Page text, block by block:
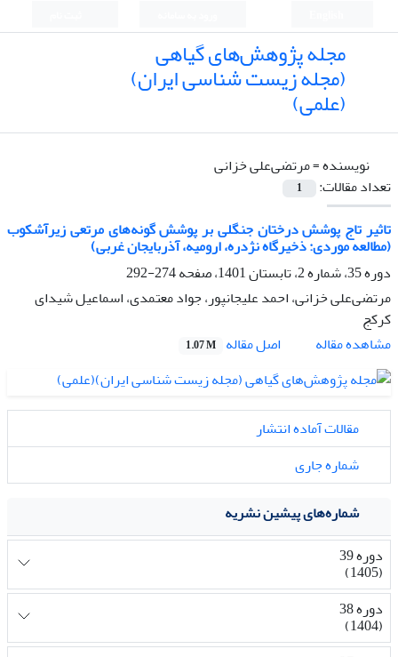
مجله پژوهش‌های گیاهی
(مجله زیست شناسی ایران)
(علمی)
نویسنده =مرتضی‌‌علی خزانی
تعداد مقالات:
1
تاثیر تاج پوشش درختان جنگلی بر پوشش گونه‌‌های مرتعی زیرآشکوب
(مطالعه موردی: ذخیرگاه نژدره، ارومیه، آذربایجان غربی)
دوره 35، شماره 2، تابستان 1401، صفحه
274-292
مرتضی‌‌علی خزانی، احمد علیجانپور، جواد معتمدی، اسماعیل شیدای
کرکج
مشاهده مقاله
اصل مقاله 1.07 M
مقالات آماده انتشار
شماره جاری
شماره‌های پیشین نشریه
دوره 39
(1405)
دوره 38
(1404)